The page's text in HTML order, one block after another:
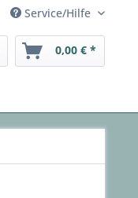
Service/Hilfe
0,00 € *